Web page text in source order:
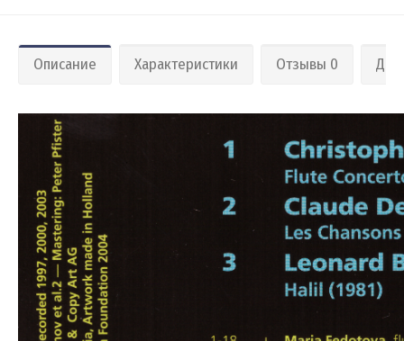
Описание Характеристики Отзывы 0